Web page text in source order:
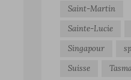
Saint-Martin
Sainte-Lucie
Singapour
Suisse